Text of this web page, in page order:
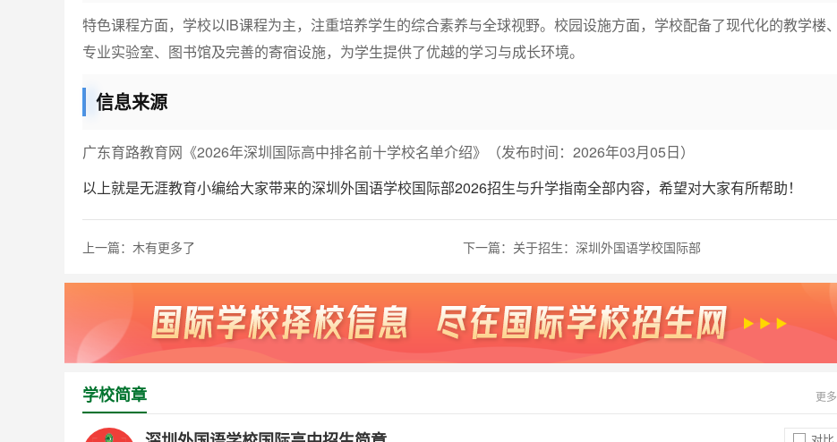
特色课程方面，学校以IB课程为主，注重培养学生的综合素养与全球视野。校园设施方面，学校配备了现代化的教学楼、
专业实验室、图书馆及完善的寄宿设施，为学生提供了优越的学习与成长环境。
信息来源
广东育路教育网《2026年深圳国际高中排名前十学校名单介绍》（发布时间：2026年03月05日）
以上就是无涯教育小编给大家带来的深圳外国语学校国际部2026招生与升学指南全部内容，希望对大家有所帮助！
上一篇：木有更多了 下一篇： 关于招生：深圳外国语学校国际部
学校简章 更多